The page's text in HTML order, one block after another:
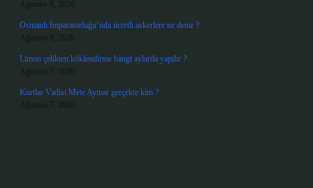
Ağustos 8, 2026
Osmanlı İmparatorluğu’nda ücretli askerlere ne denir ?
Ağustos 8, 2026
Limon çelikten köklendirme hangi aylarda yapılır ?
Ağustos 7, 2026
Kurtlar Vadisi Mete Aymar gerçekte kim ?
Ağustos 7, 2026